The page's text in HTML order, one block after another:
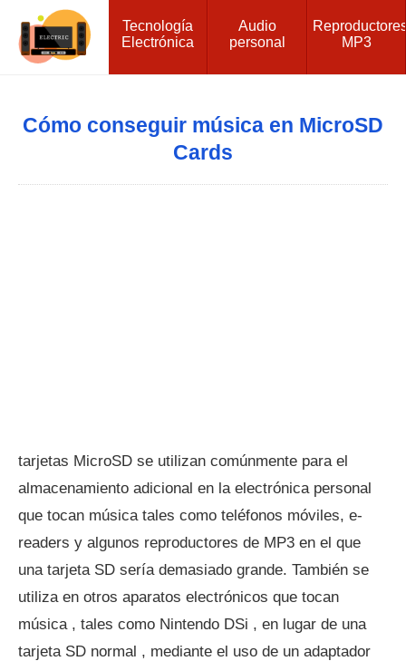
Tecnología
Electrónica
Audio
personal
MP3
Cómo conseguir música en MicroSD
Cards
tarjetas MicroSD se utilizan comúnmente para el
almacenamiento adicional en la electrónica personal
que tocan música tales como teléfonos móviles, e-
readers y algunos reproductores de MP3 en el que
una tarjeta SD sería demasiado grande. También se
utiliza en otros aparatos electrónicos que tocan
música , tales como Nintendo DSi , en lugar de una
tarjeta SD normal , mediante el uso de un adaptador